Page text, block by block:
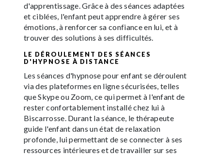
d'apprentissage. Grâce à des séances adaptées
et ciblées, l'enfant peut apprendre à gérer ses
émotions, à renforcer sa confiance en lui, et à
trouver des solutions à ses difficultés.
LE DÉROULEMENT DES SÉANCES
D'HYPNOSE À DISTANCE
Les séances d'hypnose pour enfant se déroulent
via des plateformes en ligne sécurisées, telles
que Skype ou Zoom, ce qui permet à l'enfant de
rester confortablement installé chez lui à
Biscarrosse. Durant la séance, le thérapeute
guide l'enfant dans un état de relaxation
profonde, lui permettant de se connecter à ses
ressources intérieures et de travailler sur ses